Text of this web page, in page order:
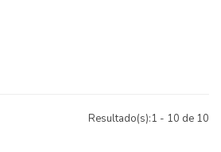
Resultado(s):1 - 10 de 10